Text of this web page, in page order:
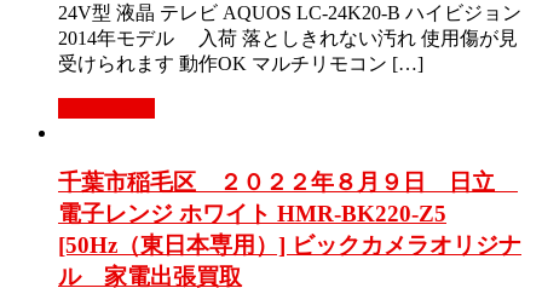
24V型 液晶 テレビ AQUOS LC-24K20-B ハイビジョン
2014年モデル 入荷 落としきれない汚れ 使用傷が見
受けられます 動作OK マルチリモコン […]
千葉市稲毛区 ２０２２年８月９日 日立
電子レンジ ホワイト HMR-BK220-Z5
[50Hz（東日本専用）] ビックカメラオリジナ
ル 家電出張買取